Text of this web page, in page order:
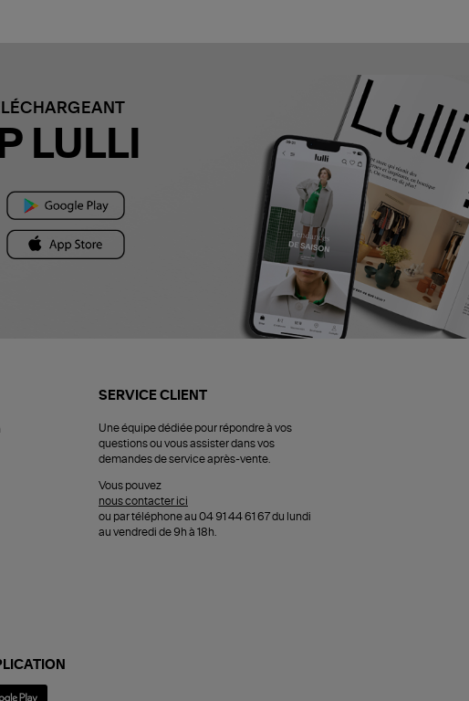
LULLI
SERVICE CLIENT
Une équipe dédiée pour répondre à vos
questions ou vous assister dans vos
demandes de service après-vente.
Vous pouvez
nous contacter ici
ou par téléphone au 04 91 44 61 67 du lundi
au vendredi de 9h à 18h.